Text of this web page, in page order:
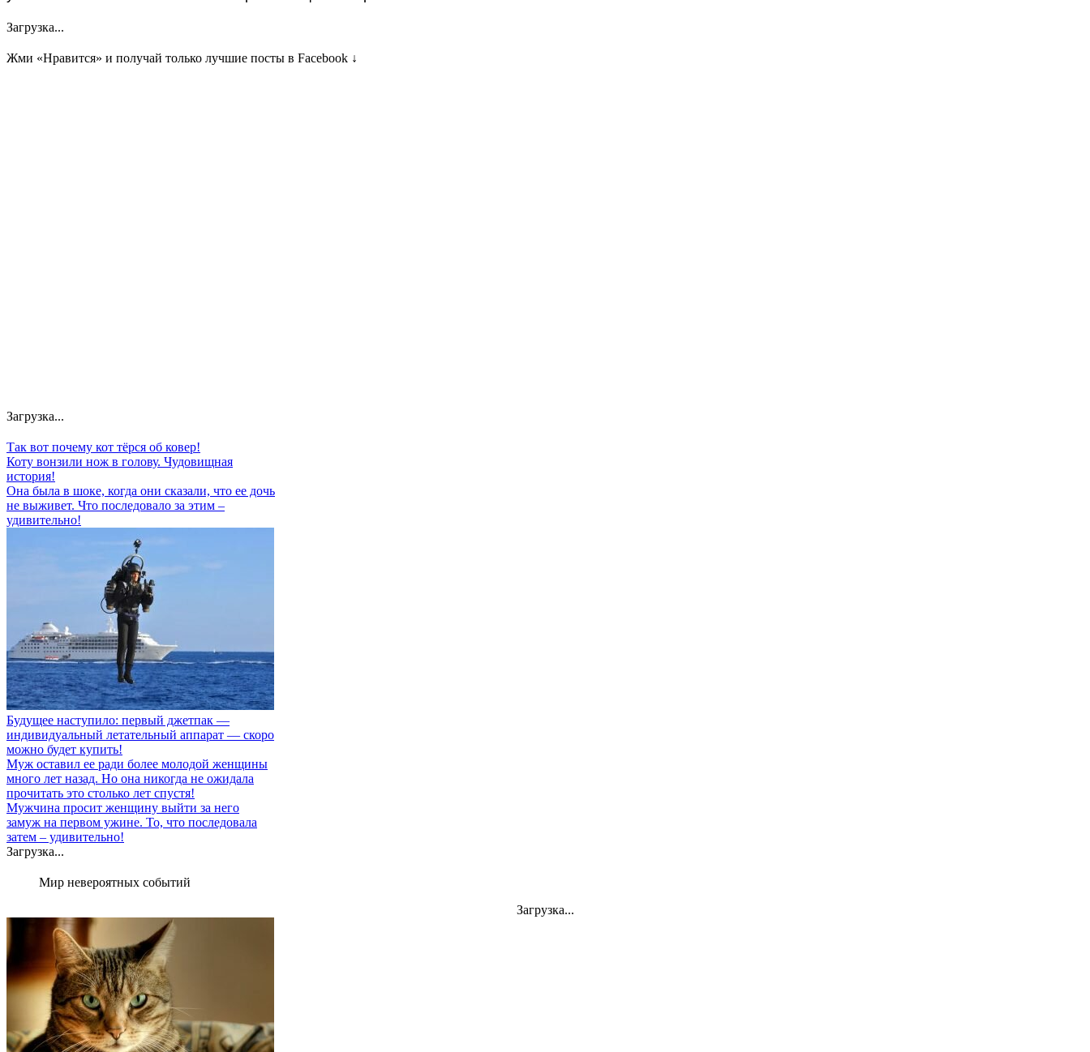
Загрузка...
Жми «Нравится» и получай только лучшие посты в Facebook ↓
Загрузка...
Так вот почему кот тёрся об ковер!
Коту вонзили нож в голову. Чудовищная
история!
Она была в шоке, когда они сказали, что ее дочь
не выживет. Что последовало за этим –
удивительно!
Будущее наступило: первый джетпак —
индивидуальный летательный аппарат — скоро
можно будет купить!
Муж оставил ее ради более молодой женщины
много лет назад. Но она никогда не ожидала
прочитать это столько лет спустя!
Мужчина просит женщину выйти за него
замуж на первом ужине. То, что последовала
затем – удивительно!
Загрузка...
Мир невероятных событий
Загрузка...